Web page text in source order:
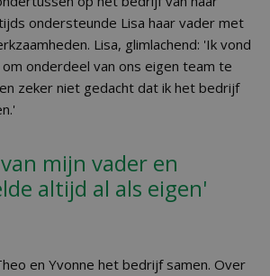
ondersteunde Lisa haar vader met
Lisa, glimlachend: 'Ik vond
onderdeel van ons eigen team te
zeker niet gedacht dat ik het bedrijf
mijn vader en
altijd al als eigen'
en Yvonne het bedrijf samen. Over